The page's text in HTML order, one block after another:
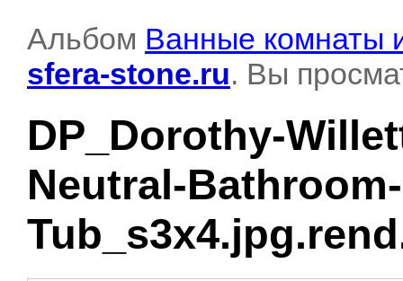
Альбом Ванные комнаты
sfera-stone.ru. Вы
DP_Dorothy-
Neutral-Bathroom-